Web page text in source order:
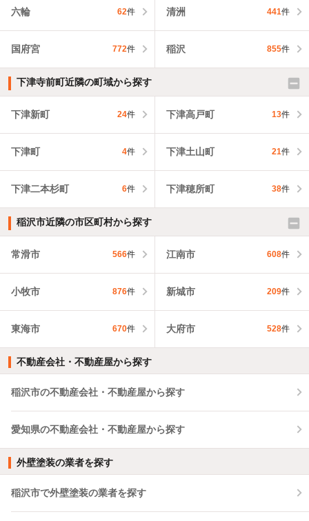
六輪 62件 清洲 441件
国府宮 772件 稲沢 855件
下津寺前町近隣の町域から探す
下津新町 24件 下津高戸町 13件
下津町 4件 下津土山町 21件
下津二本杉町 6件 下津穂所町 38件
稲沢市近隣の市区町村から探す
常滑市 566件 江南市 608件
小牧市 876件 新城市 209件
東海市 670件 大府市 528件
不動産会社・不動産屋から探す
稲沢市の不動産会社・不動産屋から探す
愛知県の不動産会社・不動産屋から探す
外壁塗装の業者を探す
稲沢市で外壁塗装の業者を探す